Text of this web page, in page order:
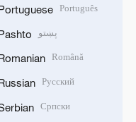
Português
پښتو
Română
Русский
Српски